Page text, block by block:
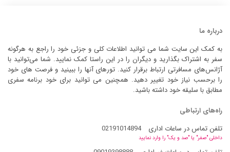
درباره ما
به کمک این سایت شما می توانید اطلاعات کلی و جزئی خود را راجع به هرگونه
سفر به اشتراک بگذارید و دیگران را در این راستا کمک نمایید. شما می‌توانید با
آژانس‌های مسافرتی ارتباط برقرار کنید. تورهای آنها را ببینید و فرصت های خود
را برحسب نیاز خود تغییر دهید. همچنین می توانید برای خود برنامه سفری
مطابق با سلیقه خود داشته باشید.
راه‌های ارتباطی
تلفن تماس در ساعات اداری
02191014894
داخلی "صفر" یا "صد و یک" را وارد نمایید